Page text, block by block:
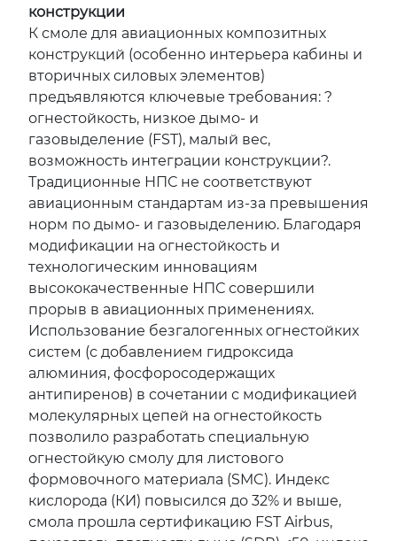
конструкции
К смоле для авиационных композитных
конструкций (особенно интерьера кабины и
вторичных силовых элементов)
предъявляются ключевые требования: ?
огнестойкость, низкое дымо- и
газовыделение (FST), малый вес,
возможность интеграции конструкции?.
Традиционные НПС не соответствуют
авиационным стандартам из-за превышения
норм по дымо- и газовыделению. Благодаря
модификации на огнестойкость и
технологическим инновациям
высококачественные НПС совершили
прорыв в авиационных применениях.
Использование безгалогенных огнестойких
систем (с добавлением гидроксида
алюминия, фосфоросодержащих
антипиренов) в сочетании с модификацией
молекулярных цепей на огнестойкость
позволило разработать специальную
огнестойкую смолу для листового
формовочного материала (SMC). Индекс
кислорода (КИ) повысился до 32% и выше,
смола прошла сертификацию FST Airbus,